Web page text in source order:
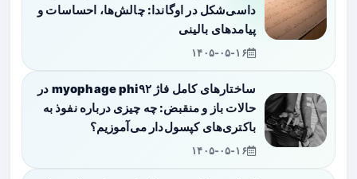
داسی‌شکل در اوگاندا: چالش‌ها، احساسات و
پیامدهای بالینی
۱۴۰۵-۰۵-۱۶
ساختارهای کامل فاژ myophage phi۹۲ در
حالات باز و منقبض: چه چیزی درباره نفوذ به
باکتری‌های کپسول‌دار می‌آموزیم؟
۱۴۰۵-۰۵-۱۶